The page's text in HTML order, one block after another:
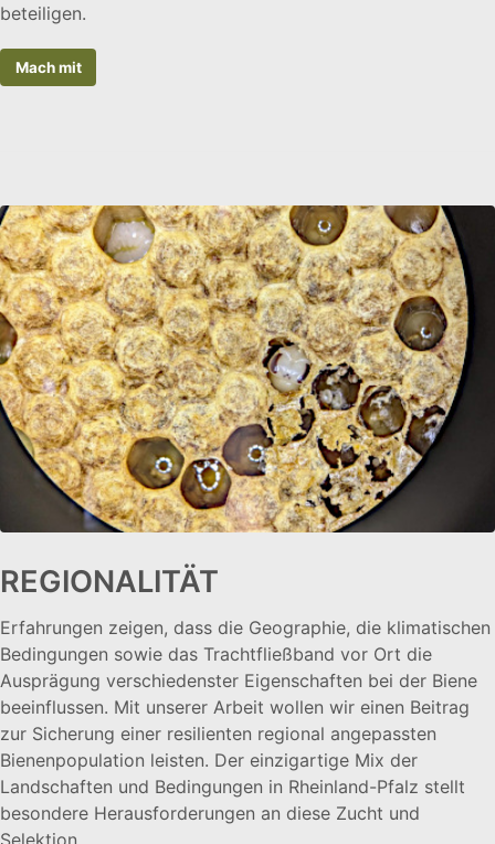
beteiligen.
Mach mit
REGIONALITÄT
Erfahrungen zeigen, dass die Geographie, die klimatischen
Bedingungen sowie das Trachtfließband vor Ort die
Ausprägung verschiedenster Eigenschaften bei der Biene
beeinflussen. Mit unserer Arbeit wollen wir einen Beitrag
zur Sicherung einer resilienten regional angepassten
Bienenpopulation leisten. Der einzigartige Mix der
Landschaften und Bedingungen in Rheinland-Pfalz stellt
besondere Herausforderungen an diese Zucht und